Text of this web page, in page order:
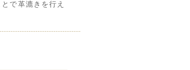
で革漉きを行え